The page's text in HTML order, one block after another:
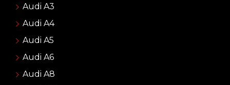
Audi A3
Audi A4
Audi A5
Audi A6
Audi A8